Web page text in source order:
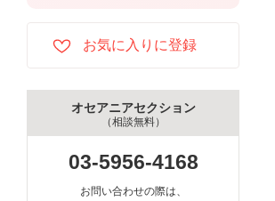
オセアニアセクション
（相談無料）
03-5956-4168
お問い合わせの際は、